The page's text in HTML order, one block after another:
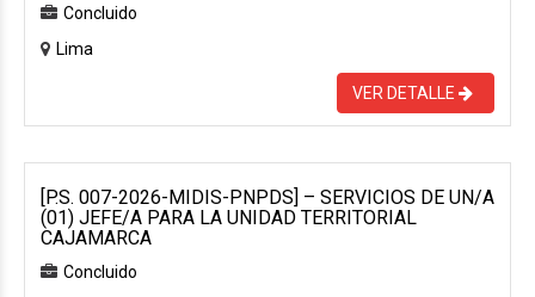
Concluido
Lima
VER DETALLE
[P.S. 007-2026-MIDIS-PNPDS] – SERVICIOS DE UN/A
(01) JEFE/A PARA LA UNIDAD TERRITORIAL
CAJAMARCA
Concluido